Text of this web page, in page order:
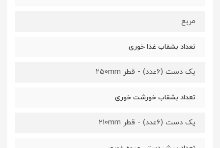
مربع
تعداد بشقاب غذا خوری
یک دست (6عدد) - قطر 250mm
تعداد بشقاب خورشت خوری
یک دست (6عدد) - قطر 210mm